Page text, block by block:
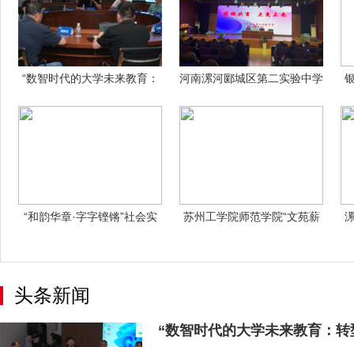
“数智时代的大学未来教育：
河南漯河郾城区第二实验中学
“和韵华章·字字铿锵”社会实
苏州工学院师范学院“文苑薪
头条新闻
“数智时代的大学未来教育：